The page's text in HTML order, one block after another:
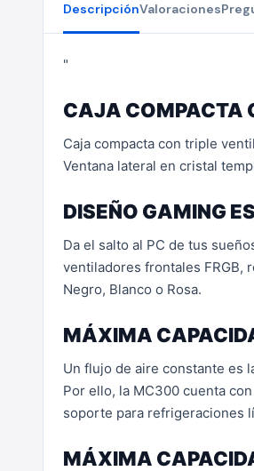
DescripciónValoraciones
"
CAJA COMPACTA
Caja compacta con triple
Ventana lateral en cristal
DISEÑO GAMING
Da el salto al PC de tus
ventiladores frontales FRGB,
Negro, Blanco o Rosa.
MÁXIMA
Un flujo de aire constante es
Por ello, la MC300 cuenta
soporte para refrigeraciones
MÁXIMA